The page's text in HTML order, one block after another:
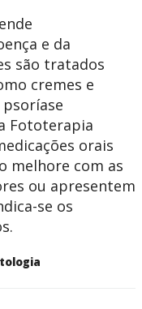
e da
são tratados
cremes e
Fototerapia
orais
melhore com as
ou apresentem
se os